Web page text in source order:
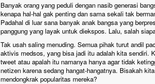
Banyak orang yang peduli dengan nasib generasi
kenapa hal-hal gak penting dan sama sekali tak
Padahal di luar sana banyak anak bangsa yang
panggung yang layak untuk diekspos. Lalu, salah
Tak usah saling menuding. Semua pihak turut andil
aktivis medsos, yang bisa jadi itu adalah kita sendiri.
tweet atau apalah itu namanya hanya agar tidak
netizen karena sedang hangat-hangatnya. Bisakah
mendongkrak popularitas mereka?